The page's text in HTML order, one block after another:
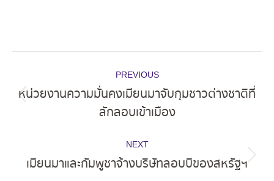
navigation
PREVIOUS
Previous
post:
หน่วยงานความมั่นคงเมียนมาจับกุมชาวต่างชาติที่
ลักลอบเข้าเมือง
NEXT
Next
เมียนมาและกัมพูชาจ้างบริษัทลอบบีของสหรัฐฯ